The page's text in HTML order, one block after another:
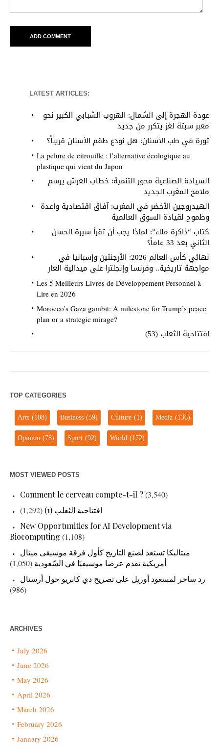
LATEST ARTICLES:
عودة الهجرة إلى الشمال: الهروب الشبابي الكبير نحو
معبر سبتة لغز يتكرر من جديد
ثورة في طب الأسنان: هل نودع طقم الأسنان قريباً؟
La pelure de citrouille : l’alternative écologique au
plastique qui vient du Japon
السيادة الصناعية محور التنمية: خطاب العرش يرسم
ملامح المغرب الجديد
الهيدروجين الأخضر في المغرب: آفاق اقتصادية واعدة
وطموح لقيادة السوق العالمية
كتاب “ذاكرة ملك”: لماذا يجب أن تقرأ سيرة الحسن
الثاني بعد 33 عاماً؟
نهائي كأس العالم 2026: الأرجنتين وإسبانيا في
مواجهة تاريخية.. وفرنسا وإنجلترا على ميدالية العار
Les 5 Meilleurs Livres de Développement Personnel à
Lire en 2026
Morocco’s Gaza gambit: A milestone for Trump’s peace
plan or a strategic mirage?
افتتاحية الثعلب (53)
TOP CATEGORIES
Arts(108) Business(59) Culture(1) Media(136)
Opinion(78) Sport(92) World(172)
MOST VIEWED POSTS
Comment le cerveau compte-t-il ?(3,540)
افتتاحية الثعلب (1)
(1,292)
New Opportunities for AI Development via
Biocomputing (1,108)
ميتاليكا تستعد لصنع التاريخ كأول فرقة موسيقى ميتال
أمريكية تقدم عرضا موسيقيًا في السّعودية (1,050)
رد ساخر لمسعود أوزيل على تصريح دي كابريو حول أرسنال
(986)
ARCHIVES
July 2026
June 2026
May 2026
April 2026
March 2026
February 2026
January 2026